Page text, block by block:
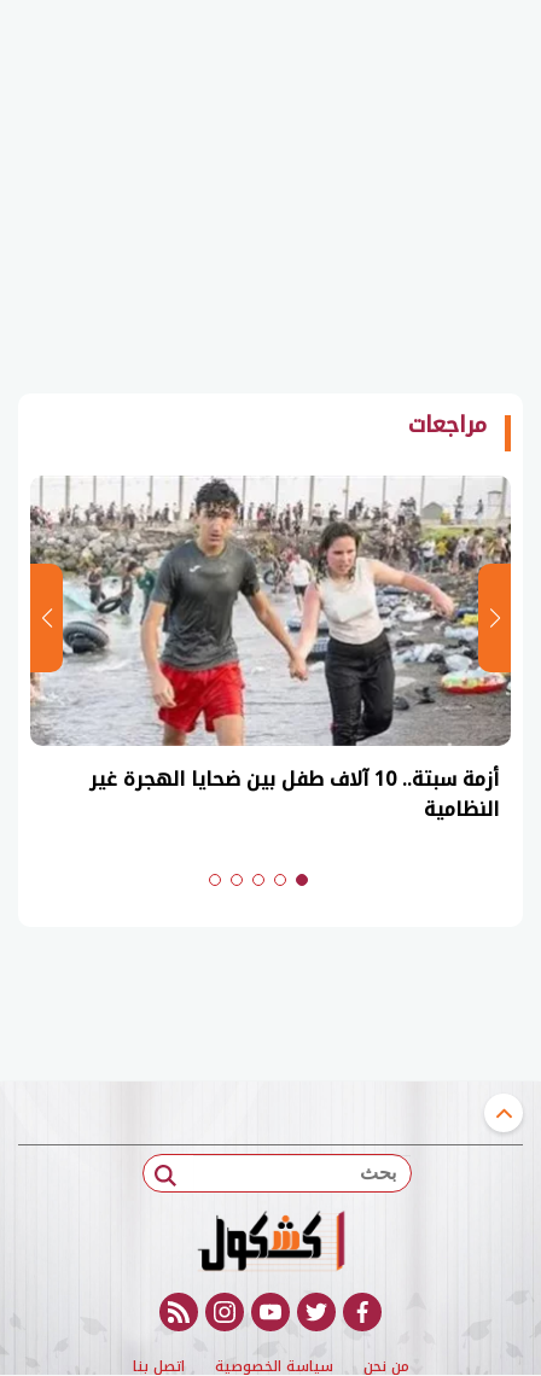
مراجعات
عاجل| نموذج حل امتحان أحياء ثانوية عامة 2026
(السنوات الماضية)
بحث
facebook
twitter
youtube
instagram
rss feed
من نحن سياسة الخصوصية اتصل بنا